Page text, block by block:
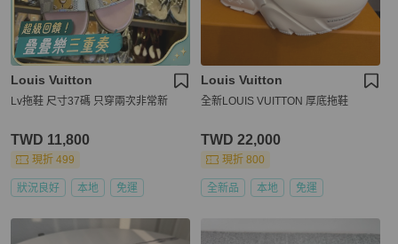
Louis Vuitton
Lv拖鞋 尺寸37碼 只穿兩次非常新
TWD 11,800
現折 499
狀況良好 本地 免運
Louis Vuitton
全新LOUIS VUITTON 厚底拖鞋
TWD 22,000
現折 800
全新品 本地 免運